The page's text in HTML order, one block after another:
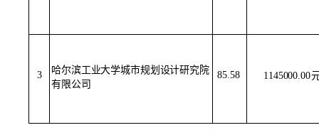
3
哈尔滨工业大学城市规划设计研究院
有限公司
85.58 1145000.00